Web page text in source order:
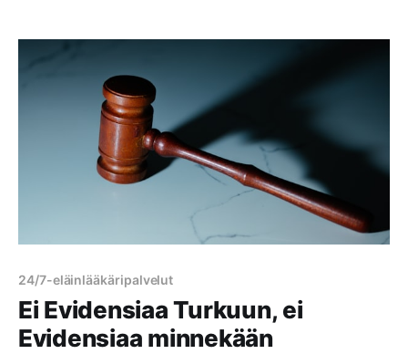
Dokumentissa nämä henkilöt väittävät, että
Evidensian keskittyminen voittojen maksimointiin
vaikuttaa negatiivisesti hoidon laatuun. Eläimet
jätetään makaamaan omaan ulosteeseensa ja että
24/7-eläinlääkäripalvelut
Ei Evidensiaa Turkuun, ei
Evidensiaa minnekään